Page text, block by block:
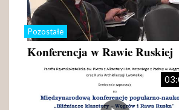
Pozostałe
Konferencja w Rawie Ruskiej